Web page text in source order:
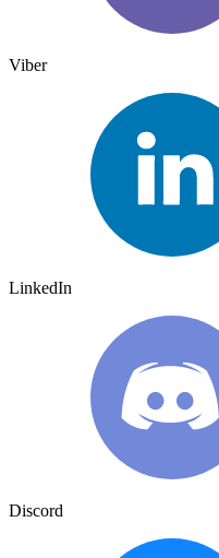
Viber
LinkedIn
Discord